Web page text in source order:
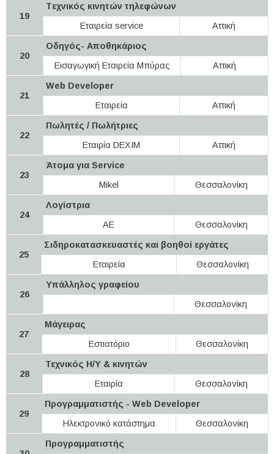
19
Tεχνικός κινητών τηλεφώνων
Εταιρεία service
Αττική
20
Οδηγός- Αποθηκάριος
Εισαγωγική Εταιρεία Μπύρας
Αττική
21
Web Developer
Εταιρεία
Αττική
22
Πωλητές / Πωλήτριες
Εταιρία DEXIM
Αττική
23
Άτομα για Service
Mikel
Θεσσαλονίκη
24
Λογίστρια
ΑΕ
Θεσσαλονίκη
25
Σιδηροκατασκευαστές και βοηθοί εργάτες
Εταιρεία
Θεσσαλονίκη
26
Υπάλληλος γραφείου
Θεσσαλονίκη
27
Μάγειρας
Εστιατόριο
Θεσσαλονίκη
28
Τεχνικός Η/Υ & κινητών
Εταιρία
Θεσσαλονίκη
29
Προγραμματιστής - Web Developer
Ηλεκτρονικό κατάστημα
Θεσσαλονίκη
Προγραμματιστής